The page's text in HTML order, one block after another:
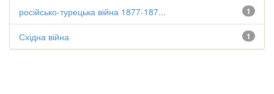
1
російсько-турецька війна 1877-187...
1
Східна війна